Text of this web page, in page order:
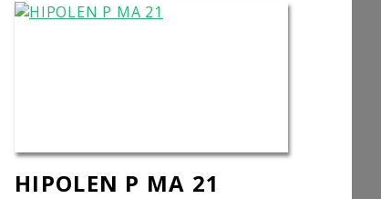
HIPOLEN P MA 21